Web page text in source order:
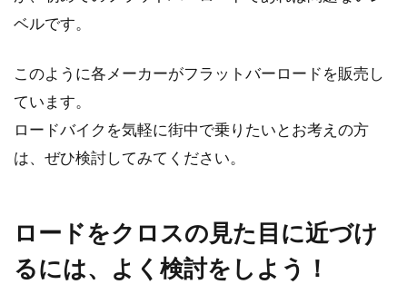
ベルです。
このように各メーカーがフラットバーロードを販売し
ています。
ロードバイクを気軽に街中で乗りたいとお考えの方
は、ぜひ検討してみてください。
ロードをクロスの見た目に近づけ
るには、よく検討をしよう！